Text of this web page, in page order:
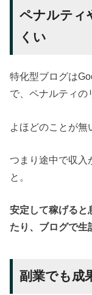
ペナルティ
くい
特化型ブログは
で、ペナルティの
よほどのことが無
つまり途中で収入
と。
安定して稼げると
たり、ブログで生
副業でも成